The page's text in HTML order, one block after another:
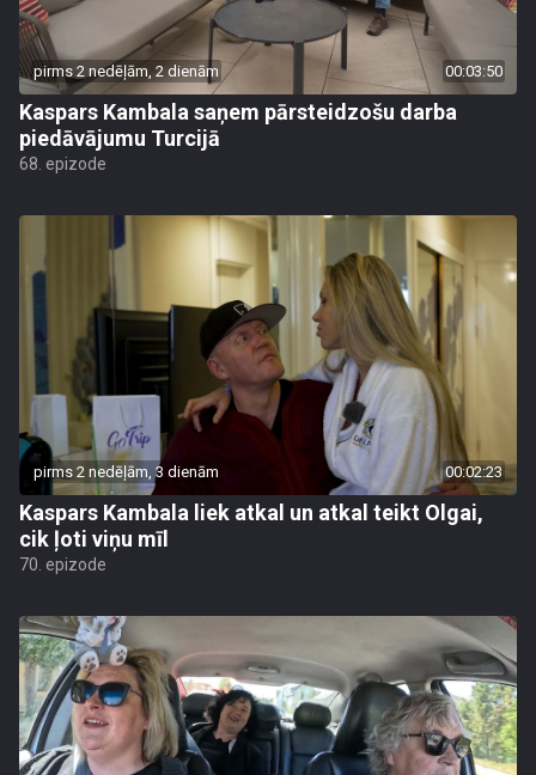
pirms 2 nedēļām, 2 dienām 00:03:50
Kaspars Kambala saņem pārsteidzošu darba
piedāvājumu Turcijā
68. epizode
pirms 2 nedēļām, 3 dienām 00:02:23
Kaspars Kambala liek atkal un atkal teikt Olgai,
cik ļoti viņu mīl
70. epizode